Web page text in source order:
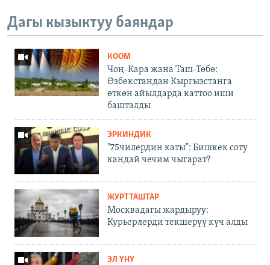
Дагы кызыктуу баяндар
КООМ
Чоң-Кара жана Таш-Төбө:
Өзбекстандан Кыргызстанга
өткөн айылдарда каттоо иши
башталды
ЭРКИНДИК
"75чилердин каты": Бишкек соту
кандай чечим чыгарат?
ЖУРТТАШТАР
Москвадагы жардыруу:
Курьерлерди текшерүү күч алды
ЭЛ ҮНҮ